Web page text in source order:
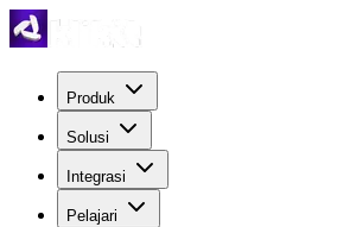
Produk
Solusi
Integrasi
Pelajari